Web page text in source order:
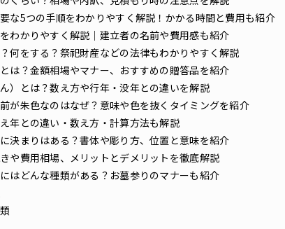
な5つの手順をわかりやすく解説！かかる時間と費用も紹介
わかりやすく解説｜建立者の名前や費用感も紹介
何をする？祭祀財産などの法律もわかりやすく解説
は？金額相場やマナー、おすすめの贈答品を紹介
）とは？数え方や行年・没年との違いを解説
が朱色なのはなぜ？意味や色を抜くタイミングを紹介
年との違い・数え方・計算方法も解説
決まりはある？書体や彫り方、位置と意味を紹介
や費用相場、メリットとデメリットを徹底解説
はどんな種類がある？お墓参りのマナーも紹介